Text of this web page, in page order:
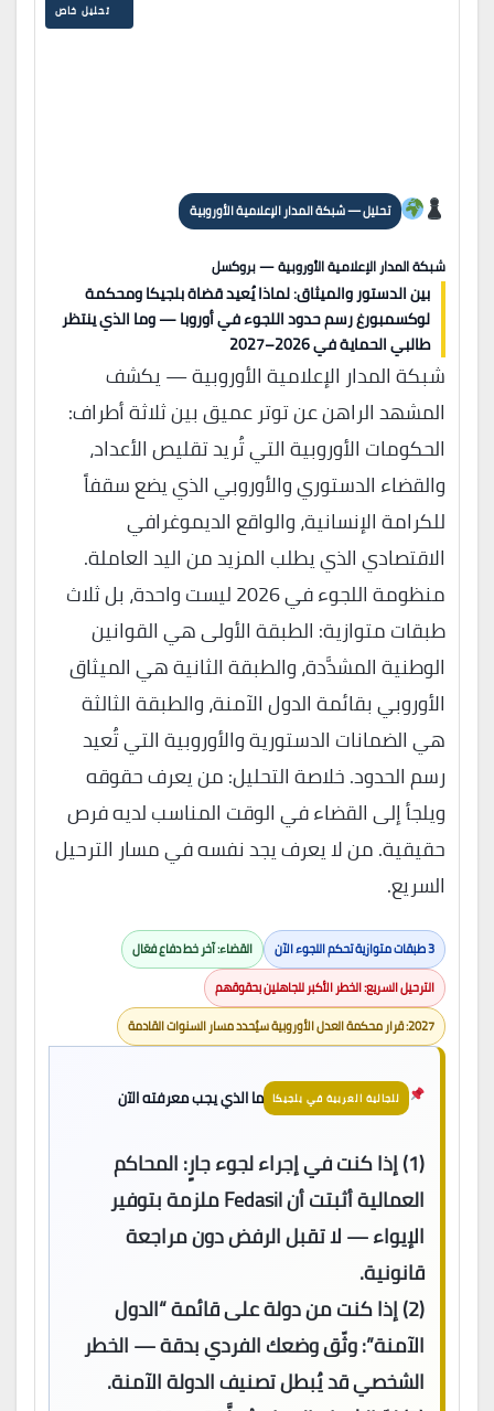
تحليل خاص
تحليل — شبكة المدار الإعلامية الأوروبية
شبكة المدار الإعلامية الأوروبية — بروكسل
بين الدستور والميثاق: لماذا يُعيد قضاة بلجيكا ومحكمة
لوكسمبورغ رسم حدود اللجوء في أوروبا — وما الذي ينتظر
طالبي الحماية في 2026–2027
شبكة المدار الإعلامية الأوروبية — يكشف
المشهد الراهن عن توتر عميق بين ثلاثة أطراف:
الحكومات الأوروبية التي تُريد تقليص الأعداد،
والقضاء الدستوري والأوروبي الذي يضع سقفاً
للكرامة الإنسانية، والواقع الديموغرافي
الاقتصادي الذي يطلب المزيد من اليد العاملة.
منظومة اللجوء في 2026 ليست واحدة، بل ثلاث
طبقات متوازية: الطبقة الأولى هي القوانين
الوطنية المشدَّدة، والطبقة الثانية هي الميثاق
الأوروبي بقائمة الدول الآمنة، والطبقة الثالثة
هي الضمانات الدستورية والأوروبية التي تُعيد
رسم الحدود. خلاصة التحليل: من يعرف حقوقه
ويلجأ إلى القضاء في الوقت المناسب لديه فرص
حقيقية. من لا يعرف يجد نفسه في مسار الترحيل
السريع.
3 طبقات متوازية تحكم اللجوء الآن
القضاء: آخر خط دفاع فعّال
الترحيل السريع: الخطر الأكبر للجاهلين بحقوقهم
2027: قرار محكمة العدل الأوروبية سيُحدد مسار السنوات القادمة
للجالية العربية في بلجيكا ما الذي يجب معرفته الآن
(1) إذا كنت في إجراء لجوء جارٍ:المحاكم
العمالية أثبتت أن Fedasil ملزمة بتوفير
الإيواء — لا تقبل الرفض دون مراجعة
قانونية.
(2) إذا كنت من دولة على قائمة “الدول
الآمنة”:وثّق وضعك الفردي بدقة — الخطر
الشخصي قد يُبطل تصنيف الدولة الآمنة.